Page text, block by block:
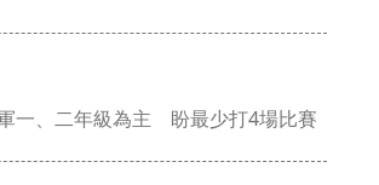
一、二年級為主 盼最少打4場比賽